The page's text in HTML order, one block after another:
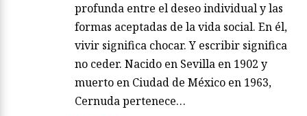
profunda entre el deseo individual y las
formas aceptadas de la vida social. En él,
vivir significa chocar. Y escribir significa
no ceder. Nacido en Sevilla en 1902 y
muerto en Ciudad de México en 1963,
Cernuda pertenece…